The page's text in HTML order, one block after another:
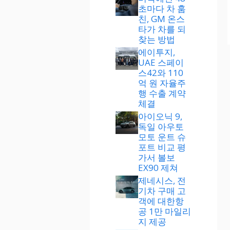
초마다 차 훔
친, GM 온스
타가 차를 되
찾는 방법
에이투지,
UAE 스페이
스42와 110
억 원 자율주
행 수출 계약
체결
아이오닉 9,
독일 아우토
모토 운트 슈
포트 비교 평
가서 볼보
EX90 제쳐
제네시스, 전
기차 구매 고
객에 대한항
공 1만 마일리
지 제공